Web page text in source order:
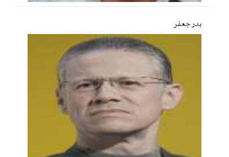
بدر جعفر